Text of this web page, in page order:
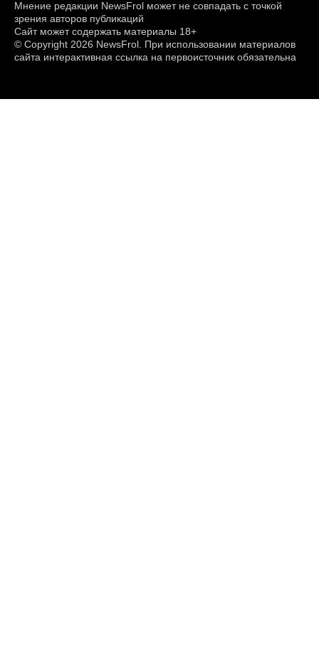
Мнение редакции NewsFrol может не совпадать с точкой
зрения авторов публикаций
Сайт может содержать материалы 18+
© Copyright 2026 NewsFrol. При использовании материалов
сайта интерактивная ссылка на первоисточник обязательна